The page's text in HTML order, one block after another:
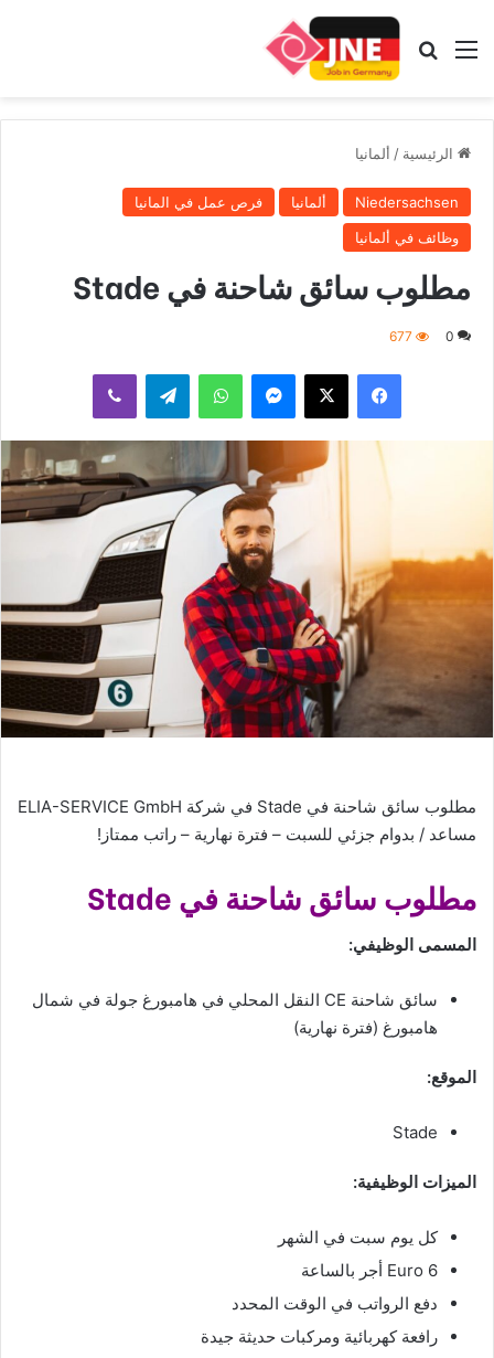
القائمة بحث عن
الرئيسية / ألمانيا
Niedersachsen ألمانيا
فرص عمل في المانيا
وظائف في ألمانيا
مطلوب سائق شاحنة في Stade
0
677
فيسبوك واتساب
مطلوب سائق شاحنة في Stade في شركة ELIA-SERVICE GmbH
مساعد / بدوام جزئي للسبت – فترة نهارية – راتب ممتاز!
مطلوب سائق شاحنة في Stade
المسمى الوظيفي:
سائق شاحنة CE النقل المحلي في هامبورغ جولة في شمال
هامبورغ (فترة نهارية)
الموقع:
Stade
الميزات الوظيفية:
كل يوم سبت في الشهر
Euro 6 أجر بالساعة
دفع الرواتب في الوقت المحدد
رافعة كهربائية ومركبات حديثة جيدة